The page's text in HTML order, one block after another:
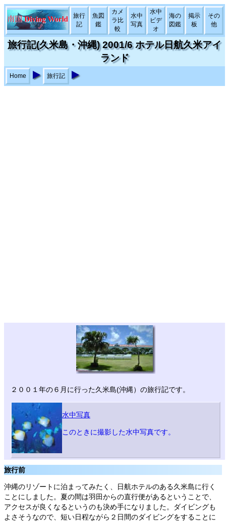
旅行
記
魚図
鑑
カメ
ラ比
較
水中
写真
水中
ビデ
オ
海の
図鑑
掲示
板
その
他
旅行記(久米島・沖縄) 2001/6 ホテル日航久米アイ
ランド
Home 旅行記
２００１年の６月に行った久米島(沖縄）の旅行記です。
水中写真
このときに撮影した水中写真です。
旅行前
沖縄のリゾートに泊まってみたく、日航ホテルのある久米島に行く
ことにしました。夏の間は羽田からの直行便があるということで、
アクセスが良くなるというのも決め手になりました。ダイビングも
よさそうなので、短い日程ながら２日間のダイビングをすることに